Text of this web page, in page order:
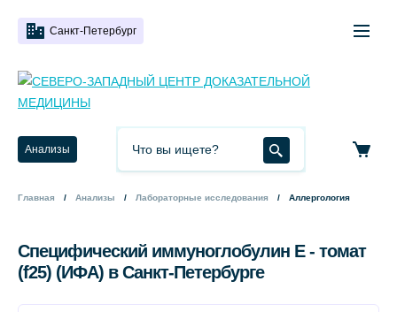
Санкт-Петербург
Анализы
Главная Анализы Лабораторные исследования Аллергология
Специфический иммуноглобулин Е - томат
(f25) (ИФА) в Санкт-Петербурге